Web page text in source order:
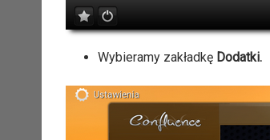
Wybieramy zakładkę Dodatki.